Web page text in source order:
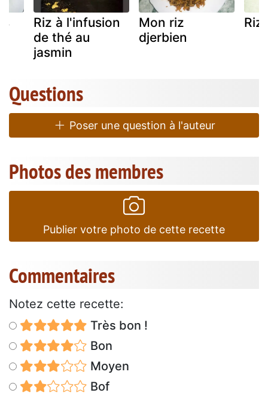
Riz à l'infusion
de thé au
jasmin
Mon riz
djerbien
Riz
Questions
Poser une question à l'auteur
Photos des membres
Publier votre photo de cette recette
Commentaires
Notez cette recette:
Très bon !
Bon
Moyen
Bof